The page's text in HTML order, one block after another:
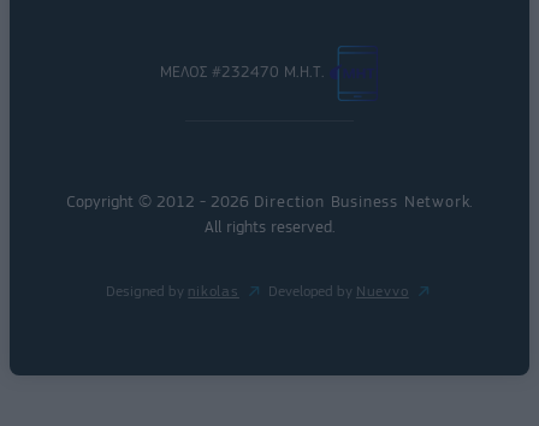
ΜΕΛΟΣ #232470 Μ.Η.Τ.
Copyright © 2012 - 2026 Direction Business Network.
All rights reserved.
Designed by nikolas Developed by Nuevvo